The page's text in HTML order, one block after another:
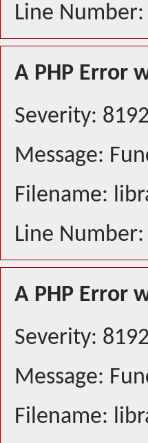
Line
A PHP Error
Severity: 8192
Message:
Filename:
Line Number:
A PHP Error
Severity: 8192
Message:
Filename: